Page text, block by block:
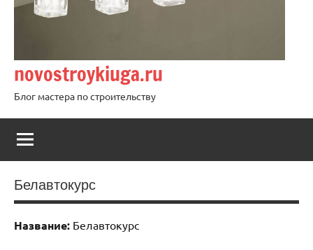
novostroykiuga.ru
Блог мастера по строительству
Белавтокурс
Название: Белавтокурс